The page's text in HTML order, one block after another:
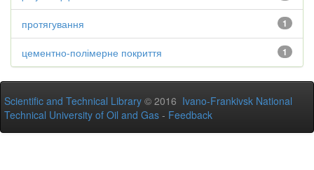
1
протягування
1
цементно-полімерне покриття
Scientific and Technical Library © 2016 Ivano-Frankivsk National
Technical University of Oil and Gas - Feedback